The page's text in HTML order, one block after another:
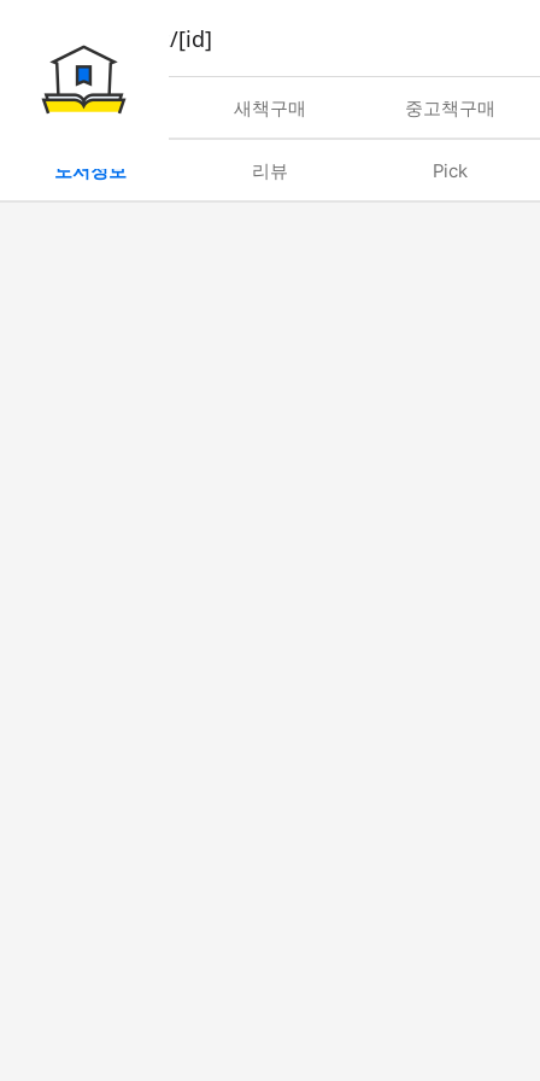
book/rent/[id]
대여 새책구매 중고책구매
도서정보 리뷰 Pick